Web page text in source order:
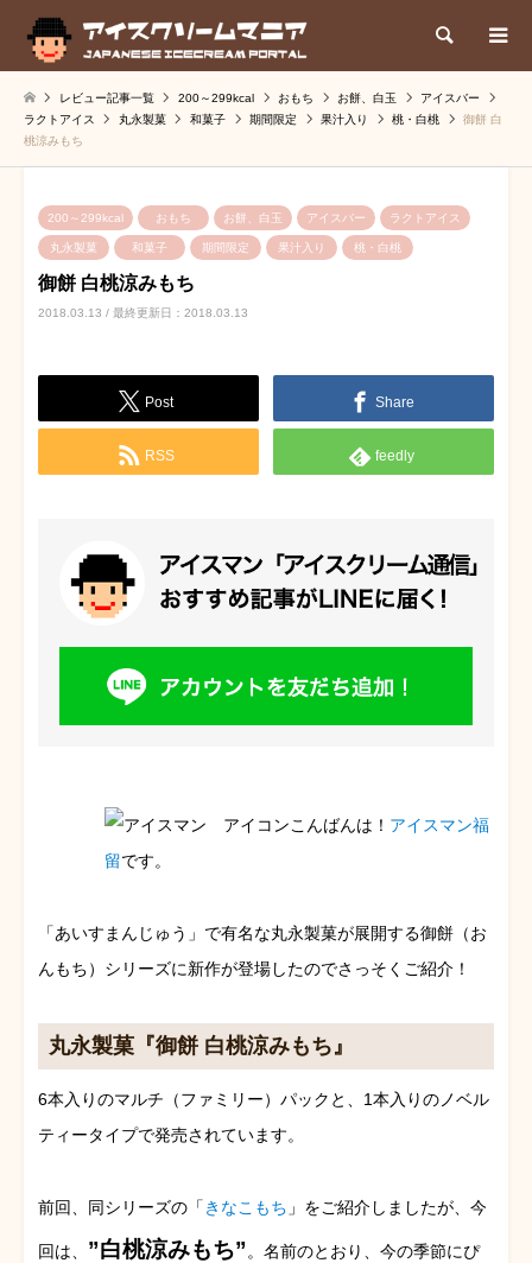
検索
レビュー記事一覧 200～299kcal おもち お餅、白玉
アイスバー
ラクトアイス
丸永製菓 和菓子 期間限定 果汁入り 桃・白桃
御餅 白
桃涼みもち
200～299kcal おもち お餅、白玉 アイスバー ラクトアイス
丸永製菓 和菓子 期間限定 果汁入り 桃・白桃
御餅 白桃涼みもち
2018.03.13 / 最終更新日：2018.03.13
Post Share
RSS feedly
こんばんは！ アイスマン福
留です。
「あいすまんじゅう」で有名な丸永製菓が展開する御餅（お
んもち）シリーズに新作が登場したのでさっそくご紹介！
丸永製菓『御餅 白桃涼みもち』
6本入りのマルチ（ファミリー）パックと、1本入りのノベル
ティータイプで発売されています。
前回、同シリーズの「 きなこもち 」をご紹介しましたが、今
回は、 ”白桃涼みもち”。名前のとおり、今の季節にぴ